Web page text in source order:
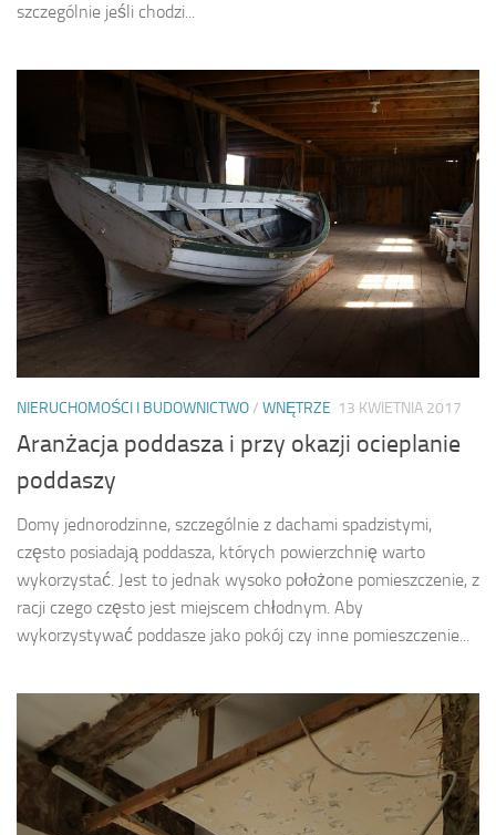
szczególnie jeśli chodzi...
NIERUCHOMOŚCI I BUDOWNICTWO/ WNĘTRZE 13 KWIETNIA 2017
Aranżacja poddasza i przy okazji ocieplanie
poddaszy
Domy jednorodzinne, szczególnie z dachami spadzistymi,
często posiadają poddasza, których powierzchnię warto
wykorzystać. Jest to jednak wysoko położone pomieszczenie, z
racji czego często jest miejscem chłodnym. Aby
wykorzystywać poddasze jako pokój czy inne pomieszczenie...